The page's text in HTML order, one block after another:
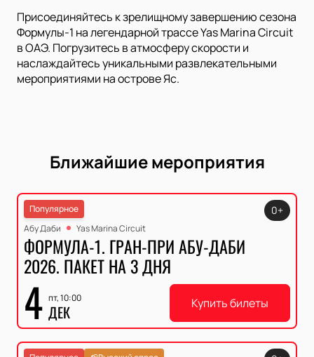
Присоединяйтесь к зрелищному завершению сезона
Формулы-1 на легендарной трассе Yas Marina Circuit
в ОАЭ. Погрузитесь в атмосферу скорости и
наслаждайтесь уникальными развлекательными
мероприятиями на острове Яс.
Ближайшие мероприятия
Популярное
Абу Даби
Yas Marina Circuit
ФОРМУЛА-1. ГРАН-ПРИ АБУ-ДАБИ
2026. ПАКЕТ НА 3 ДНЯ
4 пт, 10:00
ДЕК
0+
Купить билеты